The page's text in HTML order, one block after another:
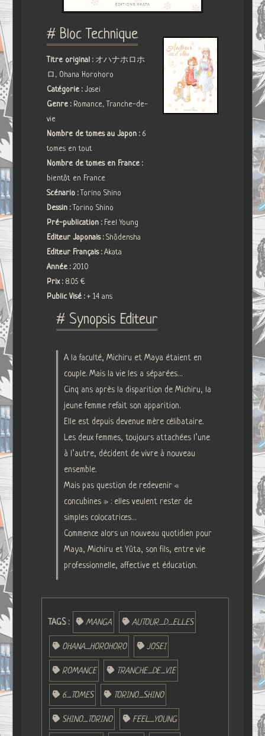
# Bloc Technique
Titre original : オハナホロホ
ロ, Ohana Horohoro
Catégorie :Josei
Genre : Romance, Tranche-de-
vie
Nombre de tomes au Japon : 6
tomes en tout
Nombre de tomes en France :
bientôt en France
Scénario :Torino Shino
Dessin :Torino Shino
Pré-publication : Feel Young
Editeur Japonais :Shôdensha
Editeur Français :Akata
Année :2010
Prix : 8.05 €
Public Visé :+ 14 ans
# Synopsis Editeur
A la faculté, Michiru et Maya étaient en
couple. Mais la vie les a séparées…
Cinq ans après la disparition de Michiru, la
jeune femme refait son apparition.
Elle est depuis devenue mère célibataire.
Les deux femmes, toujours attachées l’une
à l’autre, décident de vivre à nouveau
ensemble.
Mais pas question de redevenir «
concubines » : elles veulent rester de
simples colocatrices…
Commence alors un nouveau quotidien pour
Maya, Michiru et Yûta, son fils, entre vie
professionnelle, affective et éducation.
TAGS : MANGA AUTOUR_D_ELLES
OHANA_HOROHORO JOSEI
ROMANCE TRANCHE_DE_VIE
6_TOMES TORINO_SHINO
SHINO_TORINO FEEL_YOUNG